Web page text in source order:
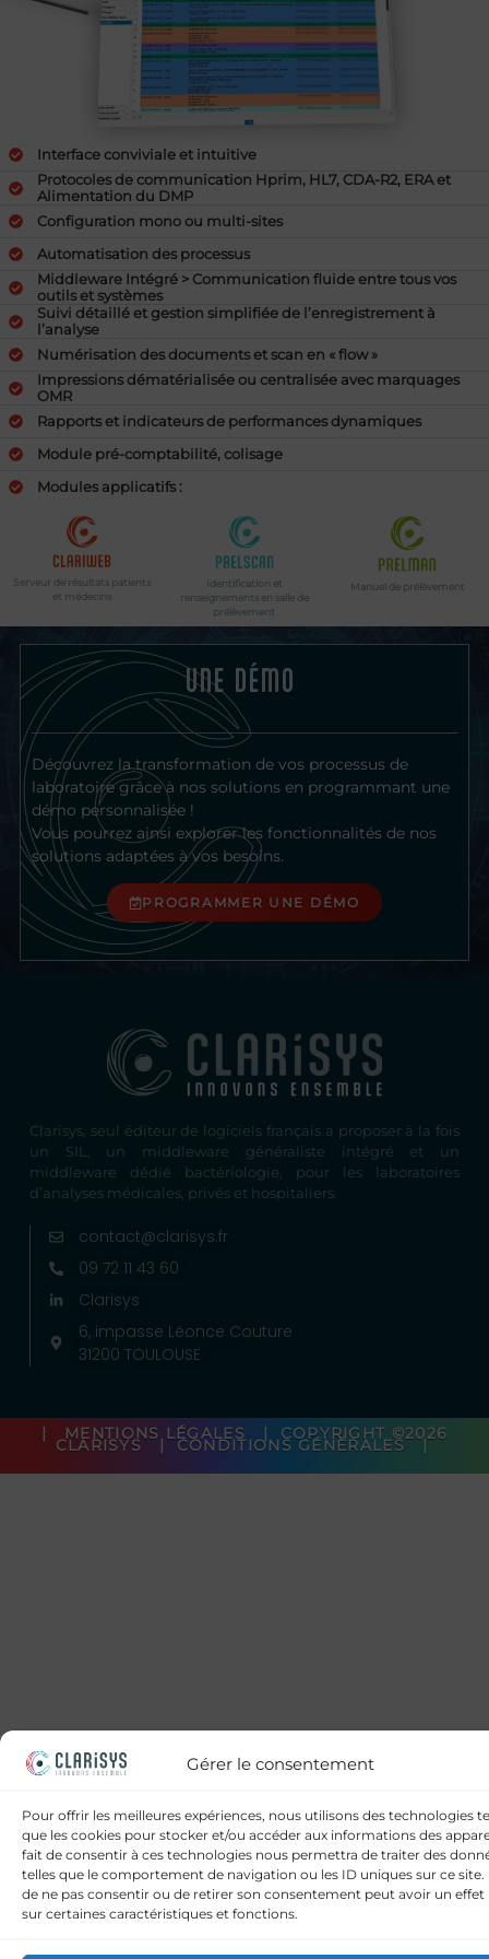
Gérer le consentement
Pour offrir les meilleures expériences, nous utilisons des technologies
que les cookies pour stocker et/ou accéder aux informations des
fait de consentir à ces technologies nous permettra de traiter des
telles que le comportement de navigation ou les ID uniques sur ce site.
de ne pas consentir ou de retirer son consentement peut avoir un effet
sur certaines caractéristiques et fonctions.
Interface conviviale et intuitive
Protocoles de communication Hprim, HL7, CDA-R2, ERA et
Alimentation du DMP
Configuration mono ou multi-sites
Automatisation des processus
Middleware Intégré > Communication fluide entre tous vos
outils et systèmes
Suivi détaillé et gestion simplifiée de l’enregistrement à
l’analyse
Numérisation des documents et scan en « flow »
Impressions dématérialisée ou centralisée avec marquages
OMR
Rapports et indicateurs de performances dynamiques
Module pré-comptabilité, colisage
Modules applicatifs :
Serveur de résultats patients
et médecins
Identification et
renseignements en salle de
prélèvement
Manuel de prélèvement
UNE DÉMO
PROGRAMMER UNE DÉMO
Découvrez la transformation de vos processus de
laboratoire grâce à nos solutions en programmant une
démo personnalisée !
Vous pourrez ainsi explorer les fonctionnalités de nos
solutions adaptées à vos besoins.
Clarisys, seul éditeur de logiciels français a proposer à la fois
un SIL, un middleware généraliste intégré et un
middleware dédié bactériologie, pour les laboratoires
d’analyses médicales, privés et hospitaliers.
contact@clarisys.fr
09 72 11 43 60
Clarisys
6, impasse Léonce Couture
31200 TOULOUSE
| MENTIONS LÉGALES | COPYRIGHT ©2026
CLARISYS |CONDITIONS GÉNÉRALES|